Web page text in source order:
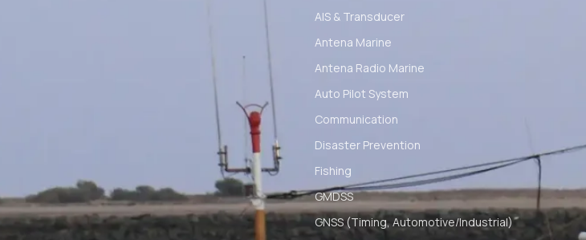
AIS & Transducer
Antena Marine
Antena Radio Marine
Auto Pilot System
Communication
Disaster Prevention
Fishing
GMDSS
GNSS (Timing, Automotive/Industrial)